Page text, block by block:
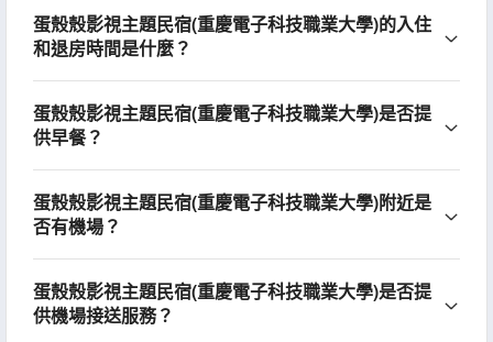
蛋殼殼影視主題民宿(重慶電子科技職業大學)的入住
和退房時間是什麼？
蛋殼殼影視主題民宿(重慶電子科技職業大學)是否提
供早餐？
蛋殼殼影視主題民宿(重慶電子科技職業大學)附近是
否有機場？
蛋殼殼影視主題民宿(重慶電子科技職業大學)是否提
供機場接送服務？